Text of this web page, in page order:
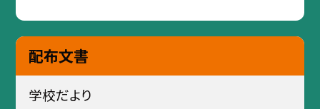
配布文書
学校だより